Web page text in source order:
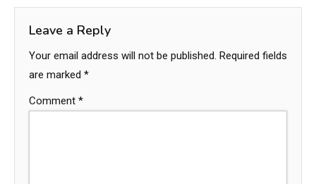
Leave a Reply
Your email address will not be published. Required fields
are marked *
Comment *